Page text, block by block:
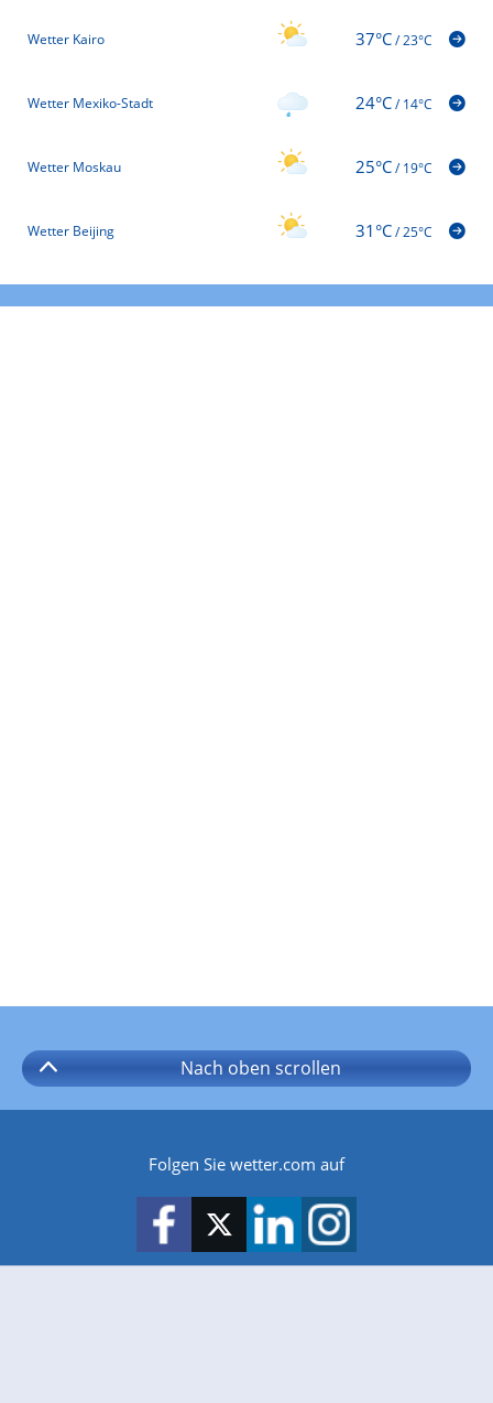
Wetter Kairo 37°C/23°C
Wetter Mexiko-Stadt 24°C/14°C
Wetter Moskau 25°C/19°C
Wetter Beijing 31°C/25°C
Nach oben scrollen
Folgen Sie wetter.com auf